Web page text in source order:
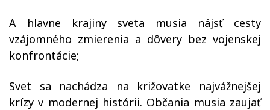
A hlavne krajiny sveta musia nájsť cesty
vzájomného zmierenia a dôvery bez vojenskej
konfrontácie;
Svet sa nachádza na križovatke najvážnejšej
krízy v modernej histórii. Občania musia zaujať